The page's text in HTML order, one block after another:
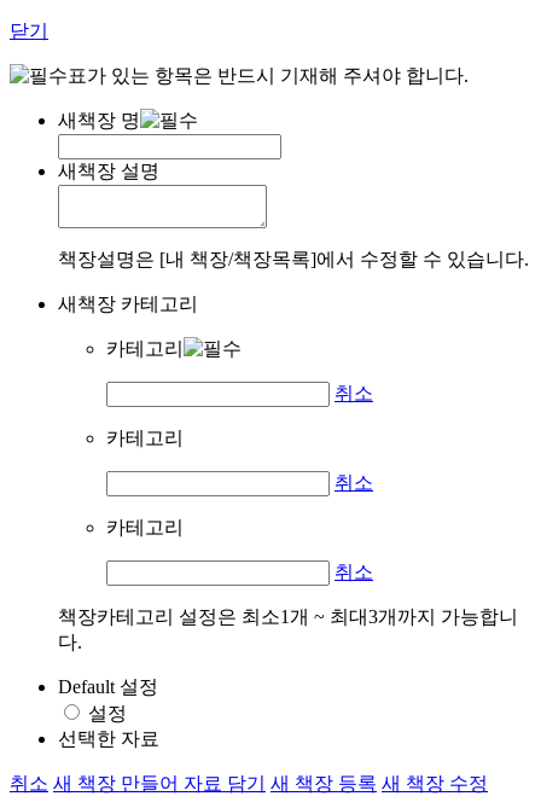
닫기
표가 있는 항목은 반드시 기재해 주셔야 합니다.
새책장 명
새책장 설명
책장설명은 [내 책장/책장목록]에서 수정할 수 있습니다.
새책장 카테고리
카테고리
취소
카테고리
취소
카테고리
취소
책장카테고리 설정은 최소1개 ~ 최대3개까지 가능합니
다.
Default 설정
설정
선택한 자료
취소 새 책장 만들어 자료 담기 새 책장 등록 새 책장 수정